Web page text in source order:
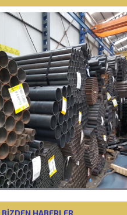
BİZDEN HABERLER